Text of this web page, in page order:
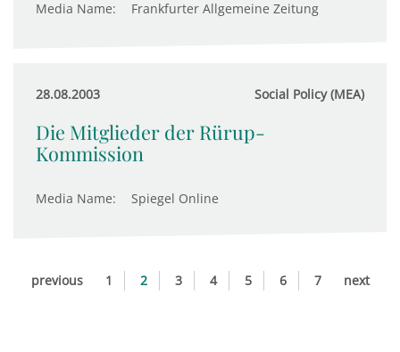
Media Name: Frankfurter Allgemeine Zeitung
28.08.2003 Social Policy (MEA)
Die Mitglieder der Rürup-
Kommission
Media Name: Spiegel Online
previous 1 2 3 4 5 6 7 next